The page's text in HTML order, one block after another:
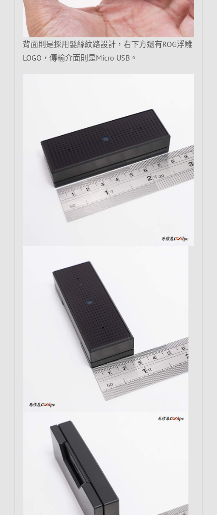
背面則是採用髮絲紋路設計，右下方還有ROG浮雕
LOGO，傳輸介面則是Micro USB。